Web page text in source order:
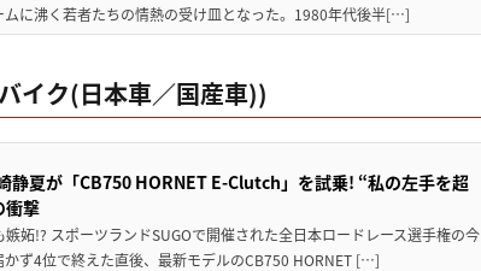
ムに沸く若者たちの情熱の受け皿となった。1980年代後半[…]
イク(日本車／国産車))
静夏が「CB750 HORNET E-Clutch」を試乗! “私の左手を超
衝撃
妬!? スポーツランドSUGOで開催された全日本ロードレース選手権の今
ず4位で終えた直後、最新モデルのCB750 HORNET […]